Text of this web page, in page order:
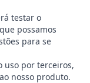
testar o
possamos
para se
uso por terceiros,
nosso produto.